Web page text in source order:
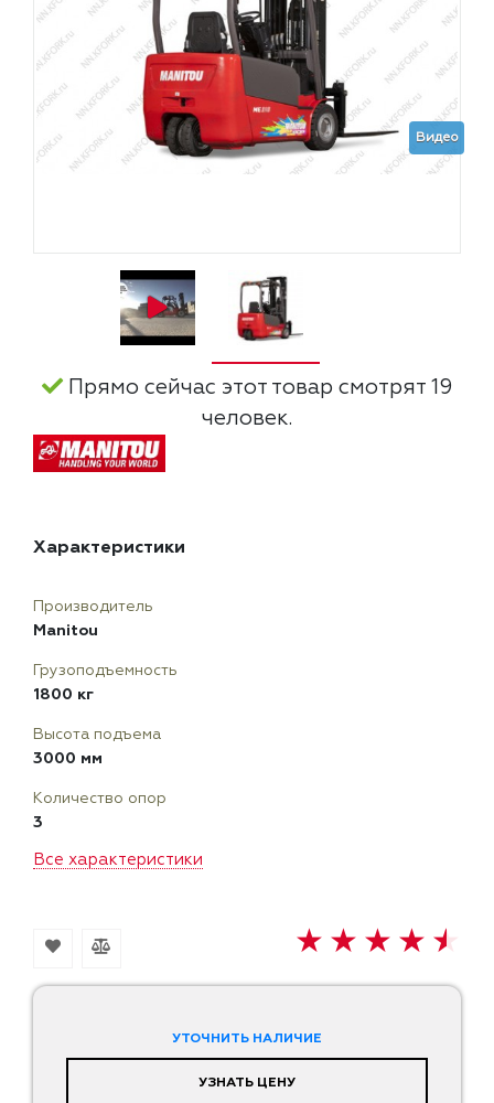
УТОЧНИТЬ НАЛИЧИЕ
УЗНАТЬ ЦЕНУ
Видео
Прямо сейчас этот товар смотрят 19
человек.
Характеристики
Все характеристики
Производитель
Manitou
Грузоподъемность
1800 кг
Высота подъема
3000 мм
Количество опор
3